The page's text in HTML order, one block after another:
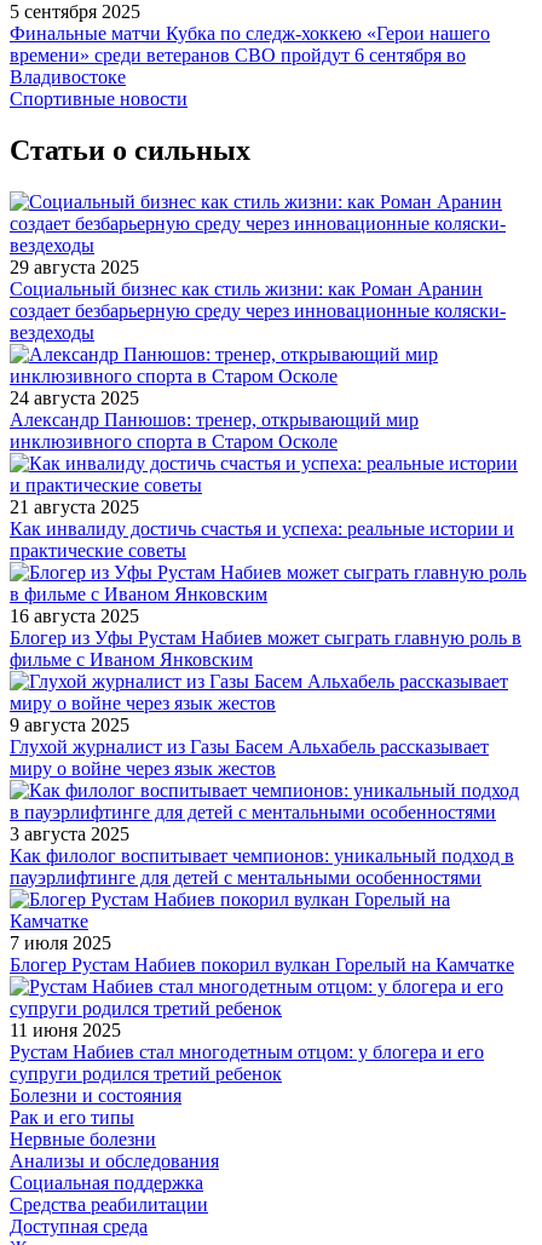
5 сентября 2025
Финальные матчи Кубка по следж-хоккею «Герои нашего
времени» среди ветеранов СВО пройдут 6 сентября во
Владивостоке
Спортивные новости
Статьи о сильных
29 августа 2025
Социальный бизнес как стиль жизни: как Роман Аранин
создает безбарьерную среду через инновационные коляски-
вездеходы
24 августа 2025
Александр Панюшов: тренер, открывающий мир
инклюзивного спорта в Старом Осколе
21 августа 2025
Как инвалиду достичь счастья и успеха: реальные истории и
практические советы
16 августа 2025
Блогер из Уфы Рустам Набиев может сыграть главную роль в
фильме с Иваном Янковским
9 августа 2025
Глухой журналист из Газы Басем Альхабель рассказывает
миру о войне через язык жестов
3 августа 2025
Как филолог воспитывает чемпионов: уникальный подход в
пауэрлифтинге для детей с ментальными особенностями
7 июля 2025
Блогер Рустам Набиев покорил вулкан Горелый на Камчатке
11 июня 2025
Рустам Набиев стал многодетным отцом: у блогера и его
супруги родился третий ребенок
Болезни и состояния
Рак и его типы
Нервные болезни
Анализы и обследования
Социальная поддержка
Средства реабилитации
Доступная среда